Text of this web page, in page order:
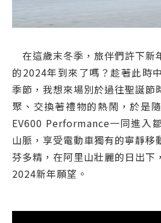
在這歲末冬季，旅伴們許下新
的2024年到來了嗎？趁著此時
季節，我想來場別於過往聖誕節
聚、交換著禮物的熱鬧，於是
EV600 Performance一同進入
山脈，享受電動車獨有的寧靜移
芬多精，在阿里山壯麗的日出
2024新年願望。